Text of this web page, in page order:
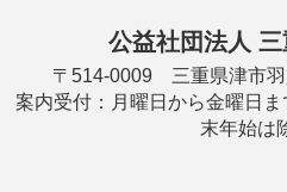
公益社団法人
〒514-0009 三重県津市
案内受付：月曜日から金曜日
末年始は